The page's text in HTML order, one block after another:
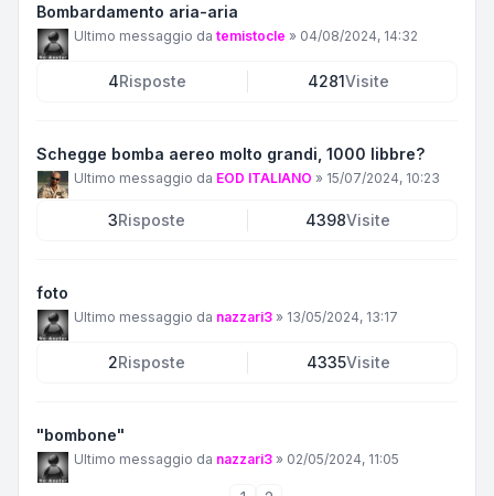
Bombardamento aria-aria
Ultimo messaggio da temistocle » 04/08/2024, 14:32
4Risposte 4281Visite
Schegge bomba aereo molto grandi, 1000 libbre?
Ultimo messaggio da EOD ITALIANO » 15/07/2024, 10:23
3Risposte 4398Visite
foto
Ultimo messaggio da nazzari3 » 13/05/2024, 13:17
2Risposte 4335Visite
"bombone"
Ultimo messaggio da nazzari3 » 02/05/2024, 11:05